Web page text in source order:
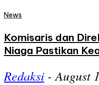
News
Komisaris dan
Niaga Pastikan
Redaksi - August